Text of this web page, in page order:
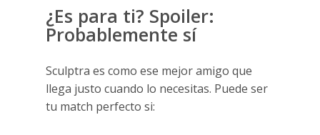
¿Es para ti? Spoiler:
Probablemente sí
Sculptra es como ese mejor amigo que
llega justo cuando lo necesitas. Puede ser
tu match perfecto si: